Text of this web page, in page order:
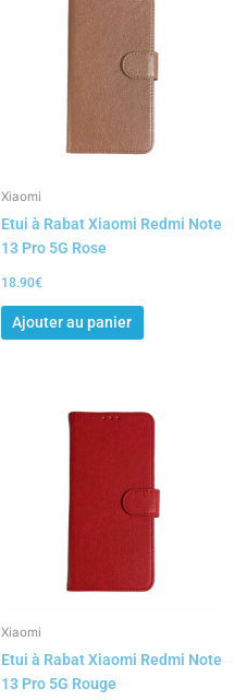
Xiaomi
Etui à Rabat Xiaomi Redmi Note
13 Pro 5G Rose
18.90€
Ajouter au panier
Xiaomi
Etui à Rabat Xiaomi Redmi Note
13 Pro 5G Rouge